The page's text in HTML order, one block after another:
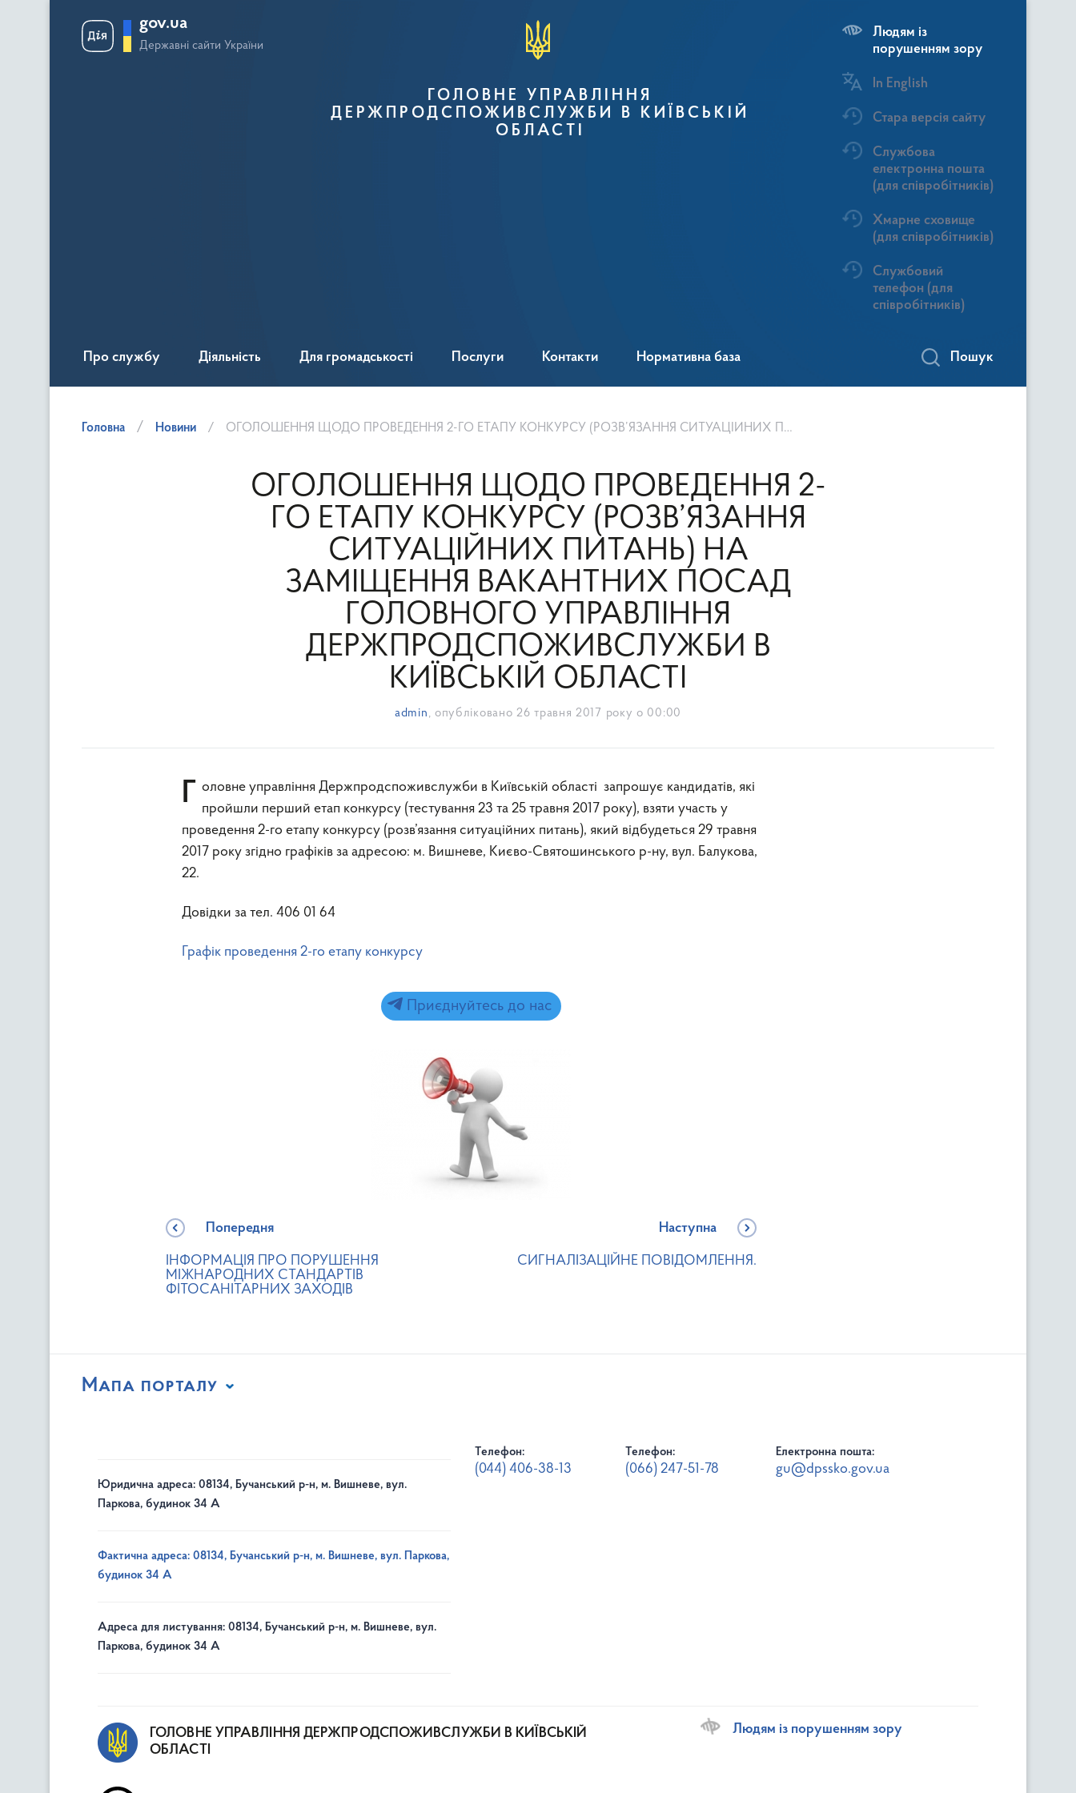
gov.ua
Державні сайти України
ГОЛОВНЕ УПРАВЛІННЯ
ДЕРЖПРОДСПОЖИВСЛУЖБИ В КИЇВСЬКІЙ
ОБЛАСТІ
Людям із
порушенням зору
In English
Стара версія сайту
Службова
електронна пошта
(для співробітників)
Хмарне сховище
(для співробітників)
Службовий
телефон (для
співробітників)
Про службу Діяльність Для громадськості Послуги Контакти Нормативна база Пошук
Головна Новини ОГОЛОШЕННЯ ЩОДО ПРОВЕДЕННЯ 2-ГО ЕТАПУ КОНКУРСУ (РОЗВ’ЯЗАННЯ СИТУАЦІЙНИХ ПИТАНЬ) НА ЗАМІЩЕННЯ ВАКАНТНИХ ПОСАД ГОЛОВНОГО УПРАВЛІННЯ ДЕРЖПРОДСПОЖИВСЛУЖБИ В КИЇВСЬКІЙ ОБЛАСТІ
ОГОЛОШЕННЯ ЩОДО ПРОВЕДЕННЯ 2-
ГО ЕТАПУ КОНКУРСУ (РОЗВ’ЯЗАННЯ
СИТУАЦІЙНИХ ПИТАНЬ) НА
ЗАМІЩЕННЯ ВАКАНТНИХ ПОСАД
ГОЛОВНОГО УПРАВЛІННЯ
ДЕРЖПРОДСПОЖИВСЛУЖБИ В
КИЇВСЬКІЙ ОБЛАСТІ
admin , опубліковано 26 травня 2017 року о 00:00
Головне управління Держпродспоживслужби в Київській області запрошує кандидатів, які
пройшли перший етап конкурсу (тестування 23 та 25 травня 2017 року), взяти участь у
проведення 2-го етапу конкурсу (розв’язання ситуаційних питань), який відбудеться 29 травня
2017 року згідно графіків за адресою: м. Вишневе, Києво-Святошинського р-ну, вул. Балукова,
22.
Довідки за тел. 406 01 64
Графік проведення 2-го етапу конкурсу
Приєднуйтесь до нас
Попередня
ІНФОРМАЦІЯ ПРО ПОРУШЕННЯ
МІЖНАРОДНИХ СТАНДАРТІВ
ФІТОСАНІТАРНИХ ЗАХОДІВ
Наступна
СИГНАЛІЗАЦІЙНЕ ПОВІДОМЛЕННЯ.
Мапа порталу
Юридична адреса: 08134, Бучанський р-н, м. Вишневе, вул.
Паркова, будинок 34 А
Фактична адреса: 08134, Бучанський р-н, м. Вишневе, вул. Паркова,
будинок 34 А
Адреса для листування: 08134, Бучанський р-н, м. Вишневе, вул.
Паркова, будинок 34 А
Телефон:
(044) 406-38-13
Телефон:
(066) 247-51-78
Електронна пошта:
gu@dpssko.gov.ua
ГОЛОВНЕ УПРАВЛІННЯ ДЕРЖПРОДСПОЖИВСЛУЖБИ В КИЇВСЬКІЙ
ОБЛАСТІ
Людям із порушенням зору